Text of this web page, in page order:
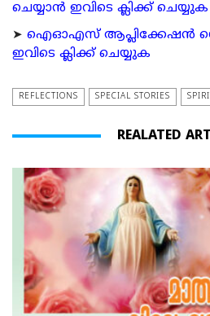
ചെയ്യാന്‍ ഇവിടെ ക്ലിക്ക് ചെയ്യുക
➤ ഐഓഎസ് ആപ്ലിക്കേഷന്‍
ഇവിടെ ക്ലിക്ക് ചെയ്യുക
REFLECTIONS SPECIAL STORIES
REALATED